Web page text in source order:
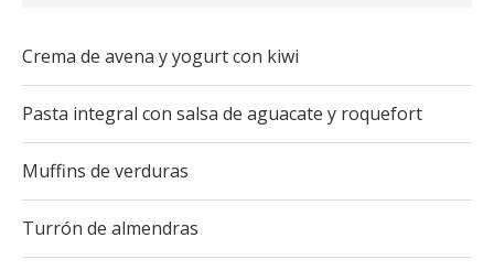
Crema de avena y yogurt con kiwi
Pasta integral con salsa de aguacate y roquefort
Muffins de verduras
Turrón de almendras